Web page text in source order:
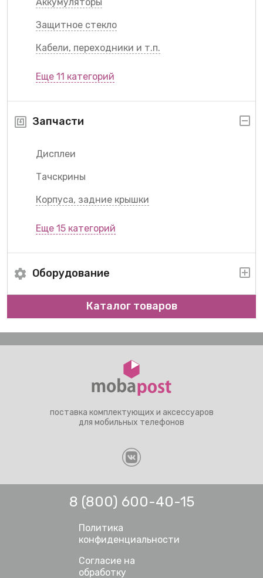
Защитное стекло
Кабели, переходники и т.п.
Еще 11 категорий
Запчасти
Дисплеи
Тачскрины
Корпуса, задние крышки
Еще 15 категорий
Оборудование
Каталог товаров
поставка комплектующих и аксессуаров
для мобильных телефонов
8 (800) 600-40-15
Политика
конфиденциальности
Согласие на
обработку